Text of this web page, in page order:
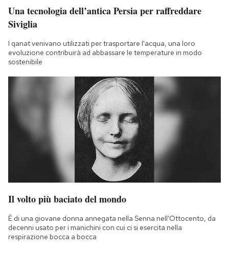
Una tecnologia dell’antica Persia per raffreddare
Siviglia
I qanat venivano utilizzati per trasportare l'acqua, una loro
evoluzione contribuirà ad abbassare le temperature in modo
sostenibile
Il volto più baciato del mondo
È di una giovane donna annegata nella Senna nell'Ottocento, da
decenni usato per i manichini con cui ci si esercita nella
respirazione bocca a bocca